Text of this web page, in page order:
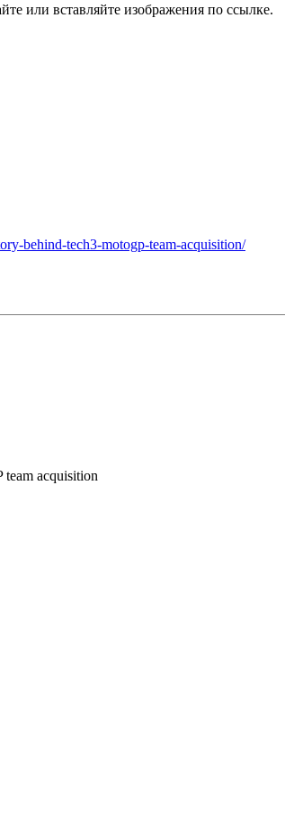
или вставляйте изображения по ссылке.
behind-tech3-motogp-team-acquisition/
team acquisition